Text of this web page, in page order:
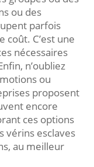
ou des
parfois
coût. C’est une
nécessaires
n’oubliez
ou
proposent
encore
ces options
vérins esclaves
au meilleur